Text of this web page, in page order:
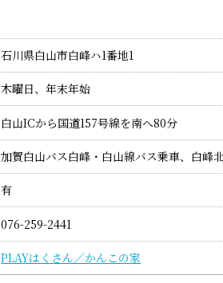
石川県白山市白峰ハ1番地1
木曜日、年末年始
白山ICから国道157号線を南へ80分
加賀白山バス白峰・白山線バス乗車、白峰
有
076-259-2441
PLAYはくさん／かんこの家